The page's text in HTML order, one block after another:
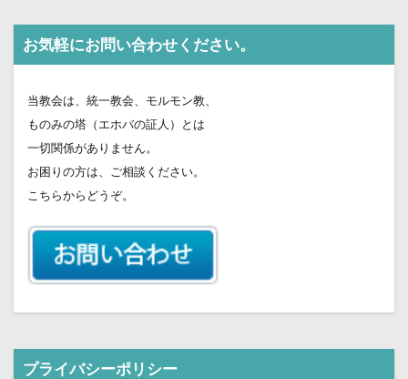
お気軽にお問い合わせください。
当教会は、統一教会、モルモン教、
ものみの塔（エホバの証人）とは
一切関係がありません。
お困りの方は、ご相談ください。
こちらからどうぞ。
プライバシーポリシー